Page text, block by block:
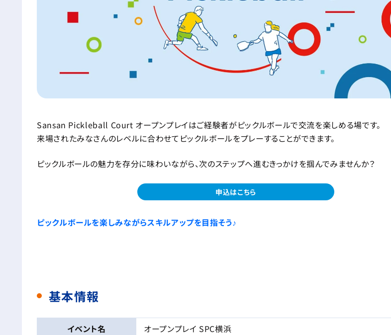
Sansan Pickleball Court オープンプレイはご経験者がピックルボールで交流を楽しめる場です。
来場されたみなさんのレベルに合わせてピックルボールをプレーすることができます。
ピックルボールの魅力を存分に味わいながら、次のステップへ進むきっかけを掴んでみませんか？
申込はこちら
ピックルボールを楽しみながらスキルアップを目指そう♪
基本情報
イベント名
オープンプレイ SPC横浜